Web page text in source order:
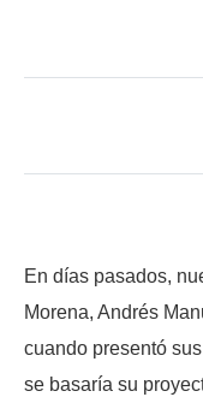
En días pasados,
Morena, Andrés
cuando presentó
se basaría su